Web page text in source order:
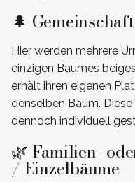
🌲
Hier werden mehrere
einzigen Baumes
erhält ihren eigenen
denselben Baum.
dennoch individuell
🌿 Familien-
/ Einzelbäume